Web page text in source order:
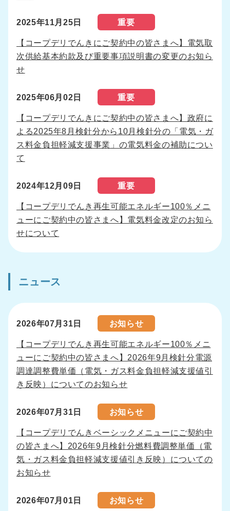
2025年11月25日 重要
【コープデリでんきにご契約中の皆さまへ】電気取
次供給基本約款及び重要事項説明書の変更のお知ら
せ
2025年06月02日 重要
【コープデリでんきにご契約中の皆さまへ】政府に
よる2025年8月検針分から10月検針分の「電気・ガ
ス料金負担軽減支援事業」の電気料金の補助につい
て
2024年12月09日 重要
【コープデリでんき再生可能エネルギー100％メニ
ューにご契約中の皆さまへ】電気料金改定のお知ら
せについて
ニュース
2026年07月31日 お知らせ
【コープデリでんき再生可能エネルギー100％メニ
ューにご契約中の皆さまへ】2026年9月検針分電源
調達調整費単価（電気・ガス料金負担軽減支援値引
き反映）についてのお知らせ
2026年07月31日 お知らせ
【コープデリでんきベーシックメニューにご契約中
の皆さまへ】2026年9月検針分燃料費調整単価（電
気・ガス料金負担軽減支援値引き反映）についての
お知らせ
2026年07月01日 お知らせ